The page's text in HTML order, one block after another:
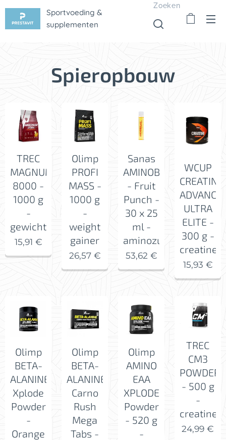
Sportvoeding &
supplementen
Zoeken
Spieropbouw
TREC
MAGNUM
8000 -
1000 g
-
gewichtstoename
15,91 €
Olimp
PROFI
MASS -
1000 g
-
weight
gainer
26,57€
Sanas
AMINOBOLAN
- Fruit
Punch -
30 x 25
ml -
aminozuren
53,62 €
WCUP
CREATINE
ULTRA
ELITE -
300 g -
creatine
15,93 €
Olimp
BETA-
ALANINE
Xplode
Powder
-
Orange
Olimp
BETA-
ALANINE
Carno
Rush
Mega
Tabs -
Olimp
AMINO
EAA
XPLODE
Powder
- 520 g
-
TREC
CM3
POWDER
- 500 g
-
creatine
24,99 €